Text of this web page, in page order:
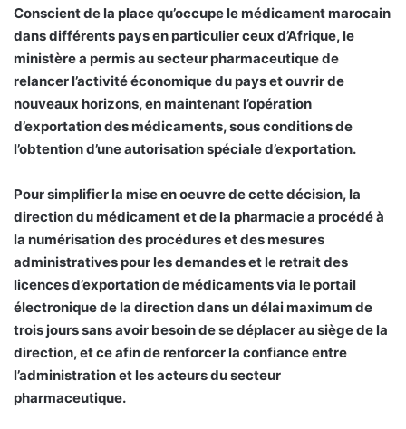
Conscient de la place qu’occupe le médicament marocain
dans différents pays en particulier ceux d’Afrique, le
ministère a permis au secteur pharmaceutique de
relancer l’activité économique du pays et ouvrir de
nouveaux horizons, en maintenant l’opération
d’exportation des médicaments, sous conditions de
l’obtention d’une autorisation spéciale d’exportation.
Pour simplifier la mise en oeuvre de cette décision, la
direction du médicament et de la pharmacie a procédé à
la numérisation des procédures et des mesures
administratives pour les demandes et le retrait des
licences d’exportation de médicaments via le portail
électronique de la direction dans un délai maximum de
trois jours sans avoir besoin de se déplacer au siège de la
direction, et ce afin de renforcer la confiance entre
l’administration et les acteurs du secteur
pharmaceutique.